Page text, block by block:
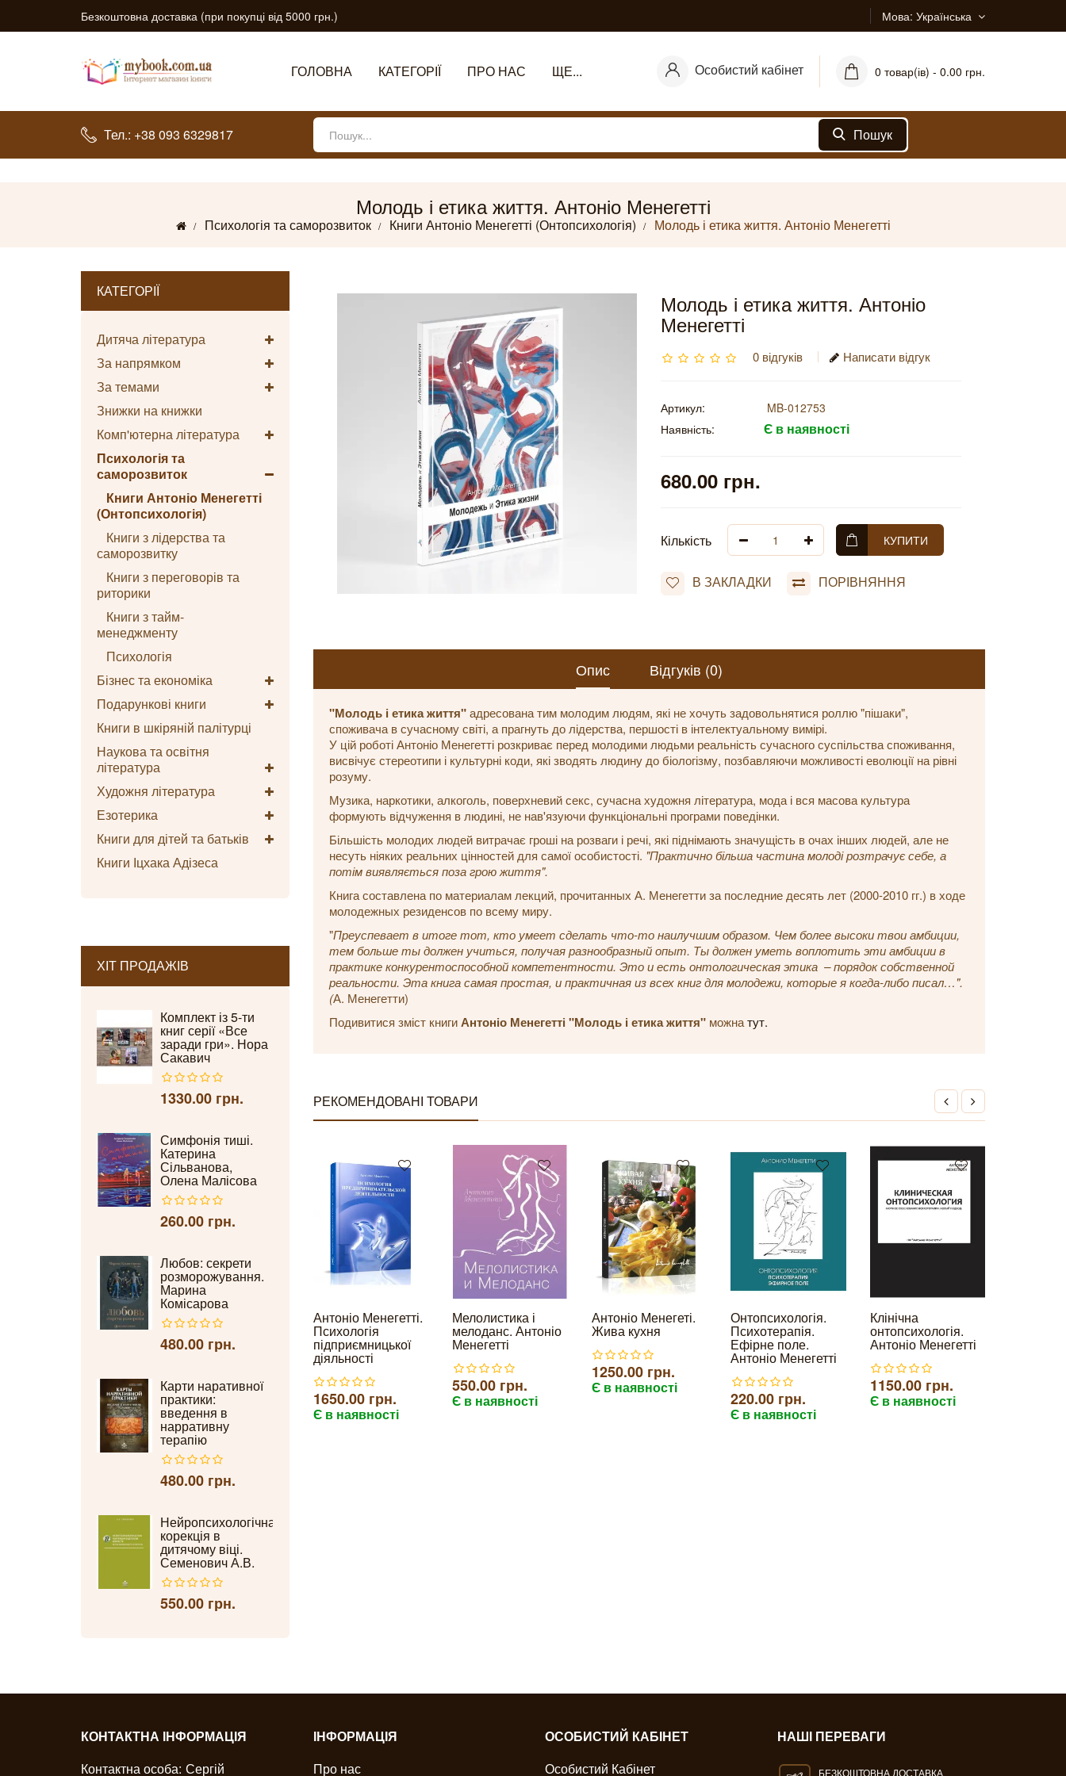
Безкоштовна доставка (при покупці від 5000 грн.) Мова Українська
ГОЛОВНА КАТЕГОРІЇ ПРО НАС ЩЕ... Особистий кабінет 0 товар(ів) - 0.00 грн.
Тел.: +38 093 6329817 Пошук
Молодь і етика життя. Антоніо Менегетті
Психологія та саморозвиток Книги Антоніо Менегетті (Онтопсихологія) Молодь і етика життя. Антоніо Менегетті
КАТЕГОРІЇ
Дитяча література
За напрямком
За темами
Знижки на книжки
Комп'ютерна література
Психологія та
саморозвиток
Книги Антоніо Менегетті
(Онтопсихологія)
Книги з лідерства та
саморозвитку
Книги з переговорів та
риторики
Книги з тайм-
менеджменту
Психологія
Бізнес та економіка
Подарункові книги
Книги в шкіряній палітурці
Наукова та освітня
література
Художня література
Езотерика
Книги для дітей та батьків
Книги Іцхака Адізеса
ХІТ ПРОДАЖІВ
Комплект із 5-ти
книг серії «Все
заради гри». Нора
Сакавич
1330.00 грн.
Симфонія тиші.
Катерина
Сільванова,
Олена Малісова
260.00 грн.
Любов: секрети
розморожування.
Марина
Комісарова
480.00 грн.
Карти наративної
практики:
введення в
нарративну
терапію
480.00 грн.
Нейропсихологічна
корекція в
дитячому віці.
Семенович А.В.
550.00 грн.
Молодь і етика життя. Антоніо
Менегетті
0 відгуків Написати відгук
Артикул:
MB-012753
Наявність:
Є в наявності
680.00 грн.
Кількість КУПИТИ
В ЗАКЛАДКИ ПОРІВНЯННЯ
Опис Відгуків (0)
"Молодь і етика життя"адресована тим молодим людям, які не хочуть задовольнятися роллю "пішаки",
споживача в сучасному світі, а прагнуть до лідерства, першості в інтелектуальному вимірі.
У цій роботі Антоніо Менегетті розкриває перед молодими людьми реальність сучасного суспільства споживання,
висвічує стереотипи і культурні коди, які зводять людину до біологізму, позбавляючи можливості еволюції на рівні
розуму.
Музика, наркотики, алкоголь, поверхневий секс, сучасна художня література, мода і вся масова культура
формують відчуження в людині, не нав'язуючи функціональні програми поведінки.
Більшість молодих людей витрачає гроші на розваги і речі, які піднімають значущість в очах інших людей, але не
несуть ніяких реальних цінностей для самої особистості. "Практично більша частина молоді розтрачує себе, а
потім виявляється поза грою життя".
Книга составлена по материалам лекций, прочитанных А. Менегетти за последние десять лет (2000-2010 гг.) в ходе
молодежных резиденсов по всему миру.
"Преуспевает в итоге тот, кто умеет сделать что-то наилучшим образом. Чем более высоки твои амбиции,
тем больше ты должен учиться, получая разнообразный опыт. Ты должен уметь воплотить эти амбиции в
практике конкурентоспособной компетентности. Это и есть онтологическая этика – порядок собственной
реальности. Эта книга самая простая, и практичная из всех книг для молодежи, которые я когда-либо писал…".
(А. Менегетти)
Подивитися зміст книгиАнтоніо Менегетті "Молодь і етика життя"можнатут.
РЕКОМЕНДОВАНІ ТОВАРИ
Антоніо Менегетті.
Психологія
підприємницької
діяльності
1650.00 грн.
Є в наявності
Мелолистика і
мелоданс. Антоніо
Менегетті
550.00 грн.
Є в наявності
Антоніо Менегеті.
Жива кухня
1250.00 грн.
Є в наявності
Онтопсихологія.
Психотерапія.
Ефірне поле.
Антоніо Менегетті
220.00 грн.
Є в наявності
Клінічна
онтопсихологія.
Антоніо Менегетті
1150.00 грн.
Є в наявності
КОНТАКТНА ІНФОРМАЦІЯ
Контактна особа: Сергій
ІНФОРМАЦІЯ
Про нас
ОСОБИСТИЙ КАБІНЕТ
Особистий Кабінет
НАШІ ПЕРЕВАГИ
БЕЗКОШТОВНА ДОСТАВКА